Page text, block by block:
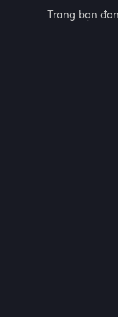
Trang bạn